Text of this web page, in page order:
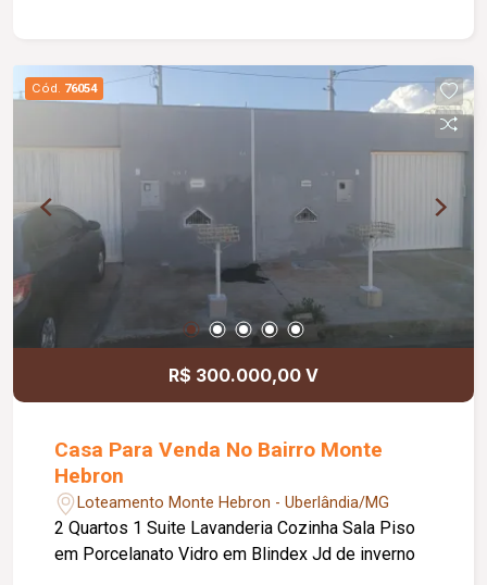
Cód. 76054
R$ 300.000,00 V
Casa Para Venda No Bairro Monte
Hebron
Loteamento Monte Hebron - Uberlândia/MG
2 Quartos 1 Suite Lavanderia Cozinha Sala Piso
em Porcelanato Vidro em Blindex Jd de inverno